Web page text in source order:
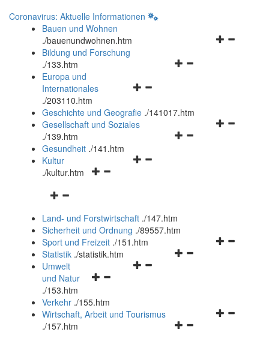
Coronavirus: Aktuelle Informationen
Bauen und Wohnen
./bauenundwohnen.htm
Navigationsmenü
Bildung und Forschung
./133.htm
Navigationsmenü
und
schließen
Europa und
Internationales
./203110.htm
Geschichte und Geografie ./141017.htm
Navigationsmenü
Gesellschaft und Soziales
./139.htm
Navigationsmenü
Gesundheit ./141.htm
Navigationsmenü
Kultur
./kultur.htm
Navigationsmenü
und
schließen
Land- und Forstwirtschaft ./147.htm
Sicherheit und Ordnung ./89557.htm
Navigationsmenü
Sport und Freizeit ./151.htm
Navigationsmenü
Statistik ./statistik.htm
Navigationsmenü
und
schließen
Umwelt
und Natur
./153.htm
Verkehr ./155.htm
Navigationsmenü
Wirtschaft, Arbeit und Tourismus
./157.htm